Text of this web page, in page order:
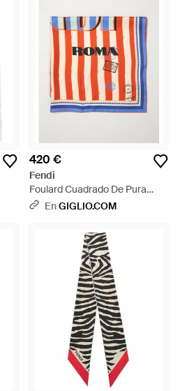
420 €
Fendi
Foulard Cuadrado De Pura
Seda Con Motivo De Rayas
EnGIGLIO.COM